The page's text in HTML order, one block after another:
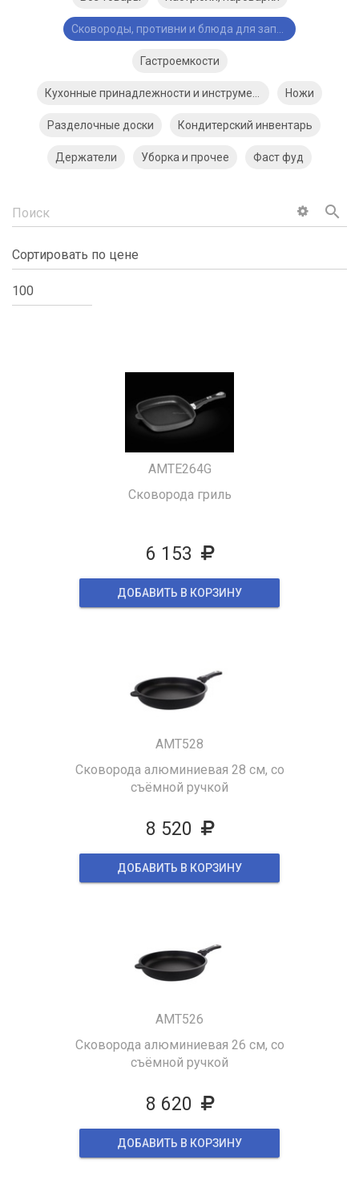
Гастроемкости
Ножи
Разделочные доски Кондитерский инвентарь
Держатели Уборка и прочее Фаст фуд
search
AMTE264G
Сковорода гриль
6 153
ДОБАВИТЬ В КОРЗИНУ
AMT528
Сковорода алюминиевая 28 см, со
съёмной ручкой
8 520
ДОБАВИТЬ В КОРЗИНУ
AMT526
Сковорода алюминиевая 26 см, со
съёмной ручкой
8 620
ДОБАВИТЬ В КОРЗИНУ